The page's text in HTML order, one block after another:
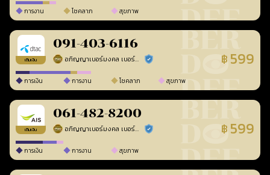
การงาน โชคลาภ สุขภาพ
เติมเงิน
091-403-6116
อภิญญาเบอร์มงคล เบอร์สวยเลขศาสตร์ ร้านยืนยันแล้ว ฿ 599
การเงิน การงาน โชคลาภ สุขภาพ
เติมเงิน
061-482-8200
อภิญญาเบอร์มงคล เบอร์สวยเลขศาสตร์ ร้านยืนยันแล้ว ฿ 599
การเงิน การงาน สุขภาพ